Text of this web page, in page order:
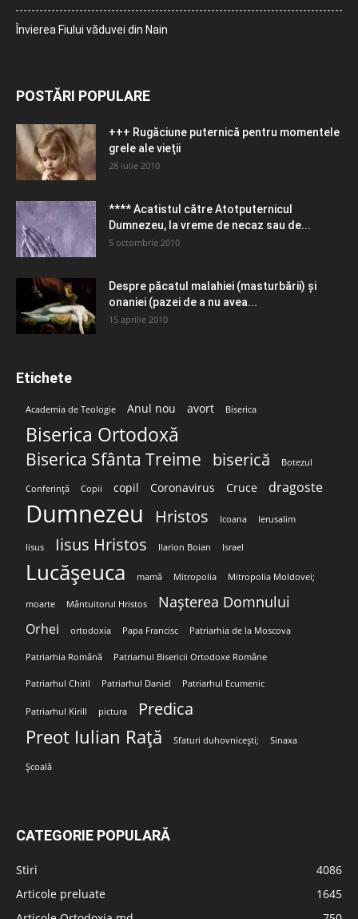
Învierea Fiului văduvei din Nain
POSTĂRI POPULARE
+++ Rugăciune puternică pentru momentele
grele ale vieţii
28 iulie 2010
**** Acatistul către Atotputernicul
Dumnezeu, la vreme de necaz sau de...
5 octombrie 2010
Despre păcatul malahiei (masturbării) şi
onaniei (pazei de a nu avea...
15 aprilie 2010
Etichete
Academia de Teologie Anul nou avort Biserica
Biserica Ortodoxă
Biserica Sfânta Treime biserică Botezul
Conferință Copii copil Coronavirus Cruce dragoste
Dumnezeu Hristos Icoana Ierusalim
Iisus Iisus Hristos Ilarion Boian Israel
Lucășeuca mamă Mitropolia Mitropolia Moldovei;
moarte Mântuitorul Hristos Nașterea Domnului
Orhei ortodoxia Papa Francisc Patriarhia de la Moscova
Patriarhia Română Patriarhul Bisericii Ortodoxe Române
Patriarhul Chiril Patriarhul Daniel Patriarhul Ecumenic
Patriarhul Kirill pictura Predica
Preot Iulian Rață Sfaturi duhovnicești; Sinaxa
Școală
CATEGORIE POPULARĂ
Stiri
4086
Articole preluate
1645